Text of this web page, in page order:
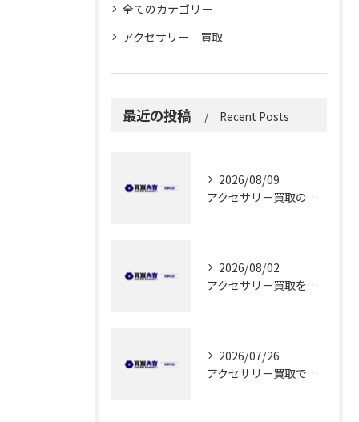
全てのカテゴリー
アクセサリー 買取
最近の投稿 Recent Posts
2026/08/09
アクセサリー買取の利便性を静岡県静岡市で実感するためのポイント解説
2026/08/02
アクセサリー買取を実施する前に知っておきたい高価売却と安全な手続きのポイント
2026/07/26
アクセサリー買取で納得できる解答を静岡県静岡市で見つけるためのポイント